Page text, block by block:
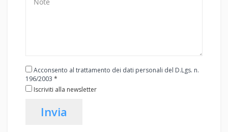
Acconsento al trattamento dei dati personali del D.Lgs. n.
196/2003 *
Iscriviti alla newsletter
Invia